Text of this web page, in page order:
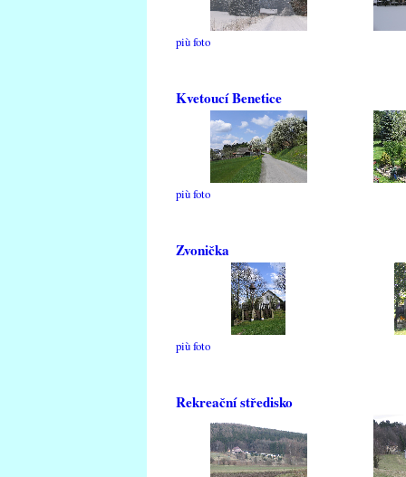
più foto
Kvetoucí Benetice
più foto
Zvonička
più foto
Rekreační středisko